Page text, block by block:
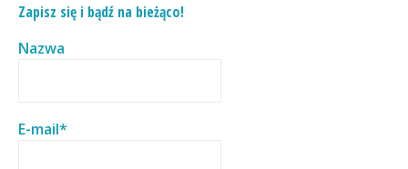
Zapisz się i bądź na bieżąco!
Nazwa
E-mail*